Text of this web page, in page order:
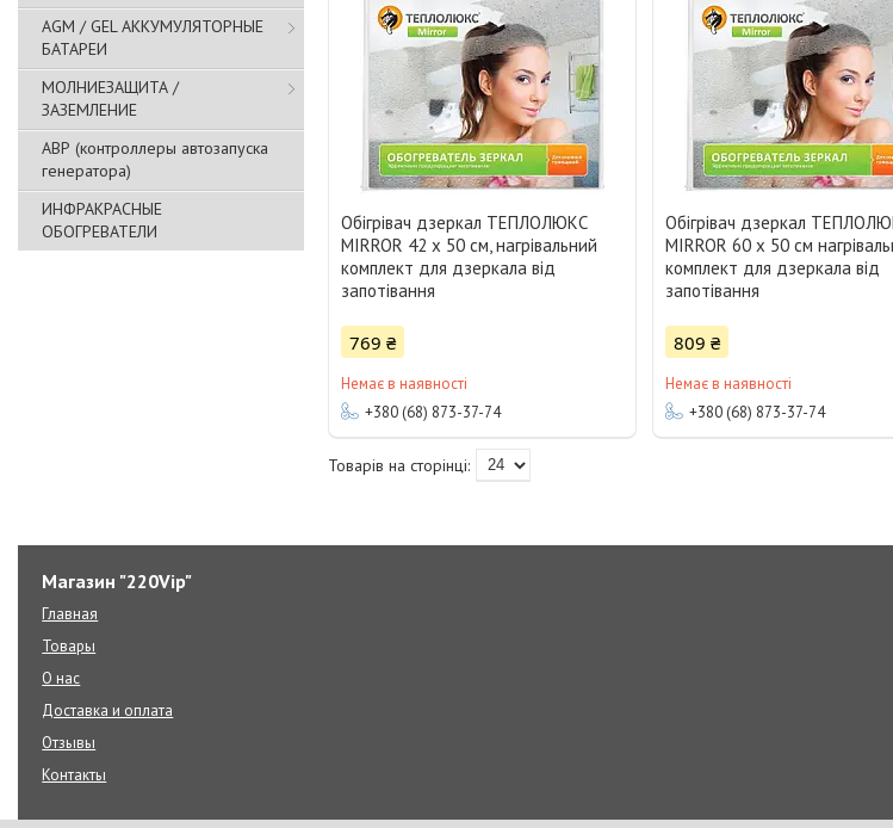
AGM / GEL АККУМУЛЯТОРНЫЕ
БАТАРЕИ
МОЛНИЕЗАЩИТА /
ЗАЗЕМЛЕНИЕ
АВР (контроллеры автозапуска
генератора)
ИНФРАКРАСНЫЕ
ОБОГРЕВАТЕЛИ
Обігрівач дзеркал ТЕПЛОЛЮКС
MIRROR 42 х 50 см, нагрівальний
комплект для дзеркала від
запотівання
769 ₴
Немає в наявності
+380 (68) 873-37-74
Обігрівач дзеркал
MIRROR 60 х 50 см
комплект для дзеркала від
запотівання
809 ₴
Немає в наявності
+380 (68) 873-37-74
Магазин "220Vip"
Главная
Товары
О нас
Доставка и оплата
Отзывы
Контакты